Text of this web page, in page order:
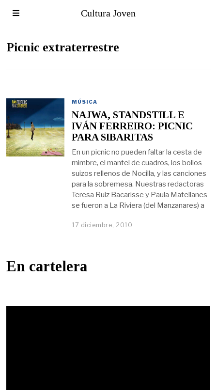
Cultura Joven
Picnic extraterrestre
MÚSICA
NAJWA, STANDSTILL E
IVÁN FERREIRO: PICNIC
PARA SIBARITAS
En un picnic no pueden faltar la cesta de
mimbre, el mantel de cuadros, los bollos
suizos rellenos de Nocilla, y las canciones
para la sobremesa. Nuestras redactoras
Teresa Ruiz Bacarisse y Paula Matellanes
se fueron a La Riviera (del Manzanares) a
17 diciembre, 2010
En cartelera